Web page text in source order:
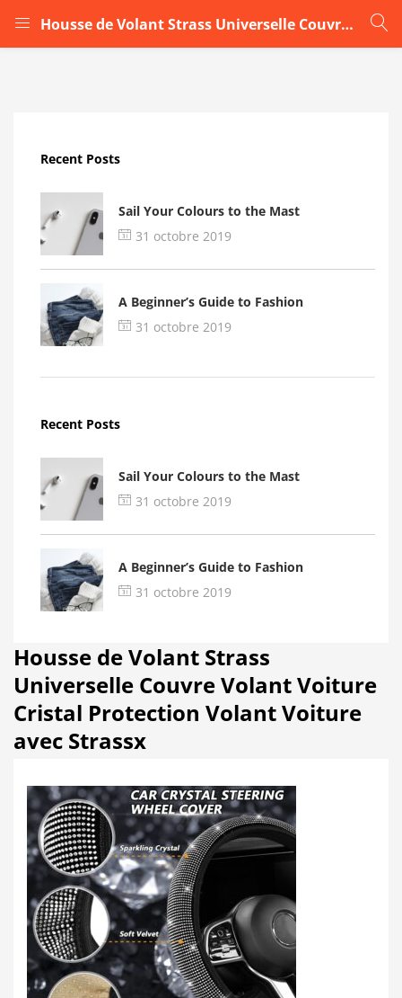
Housse de Volant Strass Universelle Couvre Volant Voiture Cristal Protection Volant Voiture avec Strassx
LOGIN
Remember me
Login
Recent Posts
Sail Your Colours to the Mast
31 octobre 2019
A Beginner’s Guide to Fashion
31 octobre 2019
Recent Posts
Sail Your Colours to the Mast
31 octobre 2019
A Beginner’s Guide to Fashion
31 octobre 2019
Housse de Volant Strass
Universelle Couvre Volant Voiture
Cristal Protection Volant Voiture
avec Strassx